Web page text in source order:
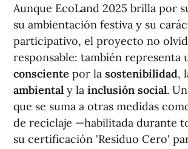
Aunque EcoLand 2025 brilla por
su ambientación festiva y su
participativo, el proyecto no
responsable: también representa
consciente por la sostenibilidad,
ambiental y la inclusión social.
que se suma a otras medidas
de reciclaje —habilitada durante
su certificación 'Residuo Cero'